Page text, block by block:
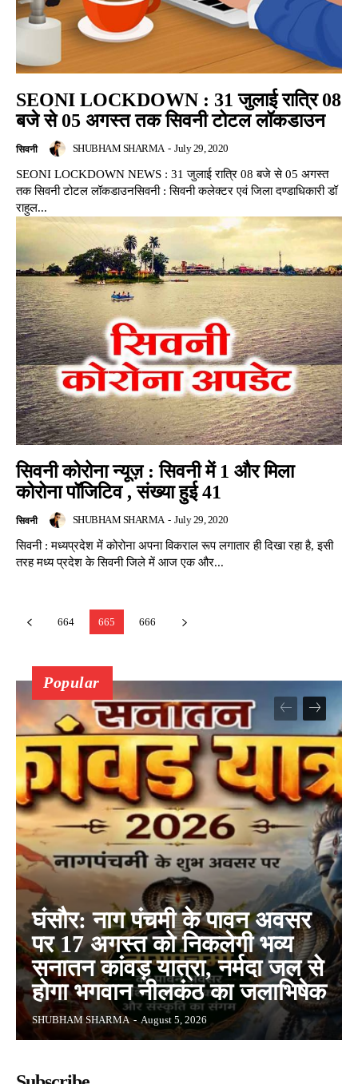
SEONI LOCKDOWN : 31 जुलाई रात्रि 08
बजे से 05 अगस्त तक सिवनी टोटल लॉकडाउन
सिवनी SHUBHAM SHARMA - July 29, 2020
SEONI LOCKDOWN NEWS : 31 जुलाई रात्रि 08 बजे से 05 अगस्त
तक सिवनी टोटल लॉकडाउनसिवनी : सिवनी कलेक्टर एवं जिला दण्डाधिकारी डॉ
राहुल...
सिवनी कोरोना न्यूज़ : सिवनी में 1 और मिला
कोरोना पॉजिटिव , संख्या हुई 41
सिवनी SHUBHAM SHARMA - July 29, 2020
सिवनी : मध्यप्रदेश में कोरोना अपना विकराल रूप लगातार ही दिखा रहा है, इसी
तरह मध्य प्रदेश के सिवनी जिले में आज एक और...
664 665 666
Popular
घंसौर: नाग पंचमी के पावन अवसर
पर 17 अगस्त को निकलेगी भव्य
सनातन कांवड़ यात्रा, नर्मदा जल से
होगा भगवान नीलकंठ का जलाभिषेक
SHUBHAM SHARMA - August 5, 2026